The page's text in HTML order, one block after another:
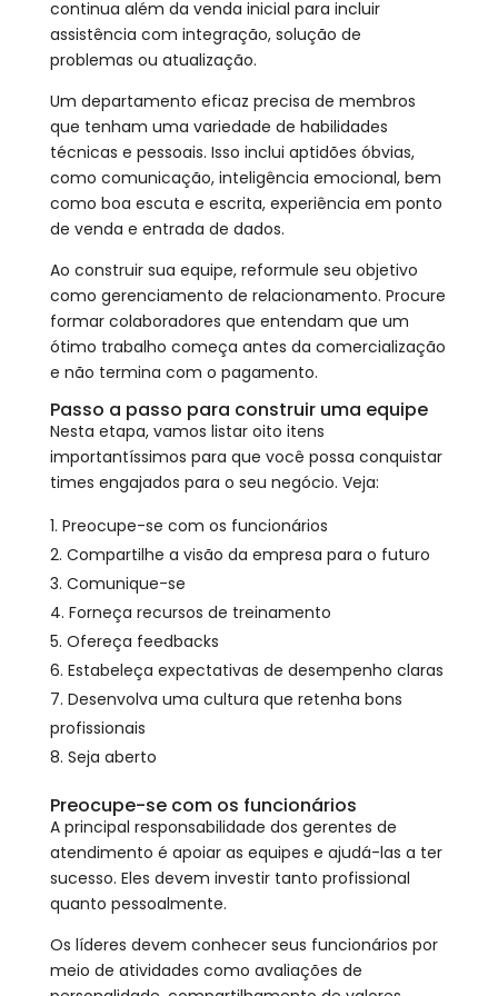
continua além da venda inicial para incluir
assistência com integração, solução de
problemas ou atualização.
Um departamento eficaz precisa de membros
que tenham uma variedade de habilidades
técnicas e pessoais. Isso inclui aptidões óbvias,
como comunicação, inteligência emocional, bem
como boa escuta e escrita, experiência em ponto
de venda e entrada de dados.
Ao construir sua equipe, reformule seu objetivo
como gerenciamento de relacionamento. Procure
formar colaboradores que entendam que um
ótimo trabalho começa antes da comercialização
e não termina com o pagamento.
Passo a passo para construir uma equipe
Nesta etapa, vamos listar oito itens
importantíssimos para que você possa conquistar
times engajados para o seu negócio. Veja:
Preocupe-se com os funcionários
Compartilhe a visão da empresa para o futuro
Comunique-se
Forneça recursos de treinamento
Ofereça feedbacks
Estabeleça expectativas de desempenho claras
Desenvolva uma cultura que retenha bons
profissionais
Seja aberto
Preocupe-se com os funcionários
A principal responsabilidade dos gerentes de
atendimento é apoiar as equipes e ajudá-las a ter
sucesso. Eles devem investir tanto profissional
quanto pessoalmente.
Os líderes devem conhecer seus funcionários por
meio de atividades como avaliações de